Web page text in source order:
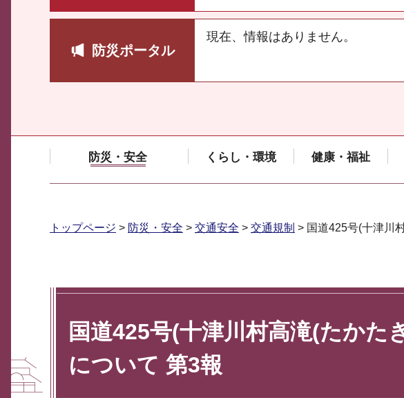
防災ポータル
現在、情報はありません。
防災・安全 くらし・環境 健康・福祉
トップページ > 防災・安全 > 交通安全 > 交通規制 > 国道425号(十津川
国道425号(十津川村高滝(たかた
について 第3報